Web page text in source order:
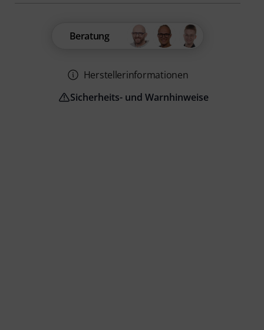
Beratung
Herstellerinformationen
Sicherheits- und Warnhinweise